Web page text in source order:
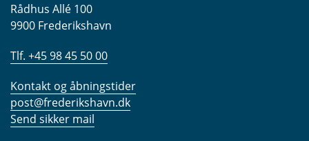
Rådhus Allé 100
9900 Frederikshavn
Tlf. +45 98 45 50 00
Kontakt og åbningstider
post@frederikshavn.dk
Send sikker mail